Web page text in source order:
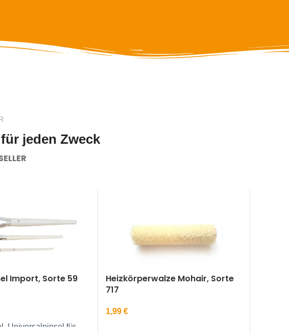
jeden Zweck
Import, Sorte 59
Universalpinsel für
Heizkörperwalze Mohair, Sorte
717
1,99€